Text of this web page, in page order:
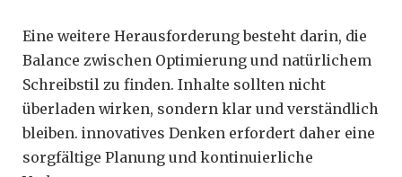
Eine weitere Herausforderung besteht darin, die
Balance zwischen Optimierung und natürlichem
Schreibstil zu finden. Inhalte sollten nicht
überladen wirken, sondern klar und verständlich
bleiben. innovatives Denken erfordert daher eine
sorgfältige Planung und kontinuierliche